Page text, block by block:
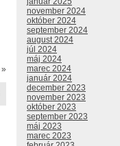
»
november 2024
október 2024
september 2024
august 2024
júl 2024
máj 2024
marec 2024
január 2024
december 2023
november 2023
október 2023
september 2023
máj 2023
marec 2023